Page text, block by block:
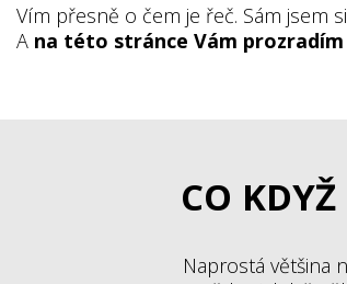
Vím přesně o čem je řeč. Sám jsem
A na této stránce Vám
CO
Naprostá většina